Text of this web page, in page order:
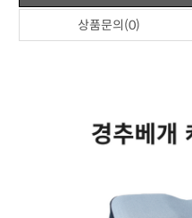
상품문의(0)